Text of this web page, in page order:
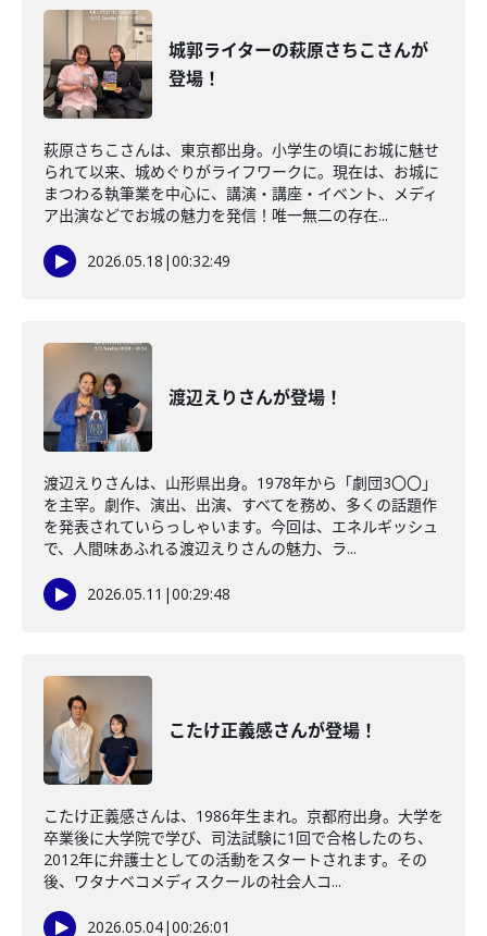
城郭ライターの萩原さちこさんが
登場！
萩原さちこさんは、東京都出身。小学生の頃にお城に魅せ
られて以来、城めぐりがライフワークに。現在は、お城に
まつわる執筆業を中心に、講演・講座・イベント、メディ
ア出演などでお城の魅力を発信！唯一無二の存在...
2026.05.18 |00:32:49
渡辺えりさんが登場！
渡辺えりさんは、山形県出身。1978年から「劇団3〇〇」
を主宰。劇作、演出、出演、すべてを務め、多くの話題作
を発表されていらっしゃいます。今回は、エネルギッシュ
で、人間味あふれる渡辺えりさんの魅力、ラ...
2026.05.11 |00:29:48
こたけ正義感さんが登場！
こたけ正義感さんは、1986年生まれ。京都府出身。大学を
卒業後に大学院で学び、司法試験に1回で合格したのち、
2012年に弁護士としての活動をスタートされます。その
後、ワタナベコメディスクールの社会人コ...
2026.05.04|00:26:01